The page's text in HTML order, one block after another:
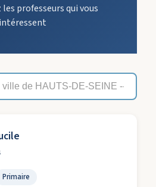
professeurs qui vous
intéressent
Primaire